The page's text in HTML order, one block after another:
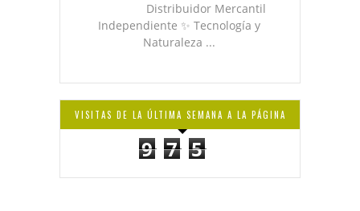
Distribuidor Mercantil
Independiente ✨ Tecnología y
Naturaleza ...
VISITAS DE LA ÚLTIMA SEMANA A LA PÁGINA
9 7 5